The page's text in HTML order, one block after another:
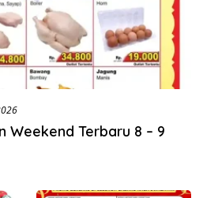
Weekend Terbaru 8 – 9